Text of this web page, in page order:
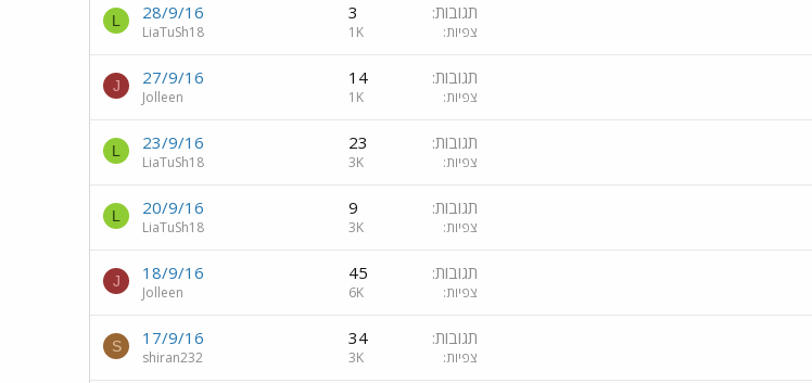
תגובות 3
צפיות 1K
28/9/16
LiaTuSh18
L
תגובות 14
צפיות 1K
27/9/16
Jolleen
J
תגובות 23
צפיות 3K
23/9/16
LiaTuSh18
L
תגובות 9
צפיות 3K
20/9/16
LiaTuSh18
L
תגובות 45
צפיות 6K
18/9/16
Jolleen
J
תגובות 34
צפיות 3K
17/9/16
shiran232
S